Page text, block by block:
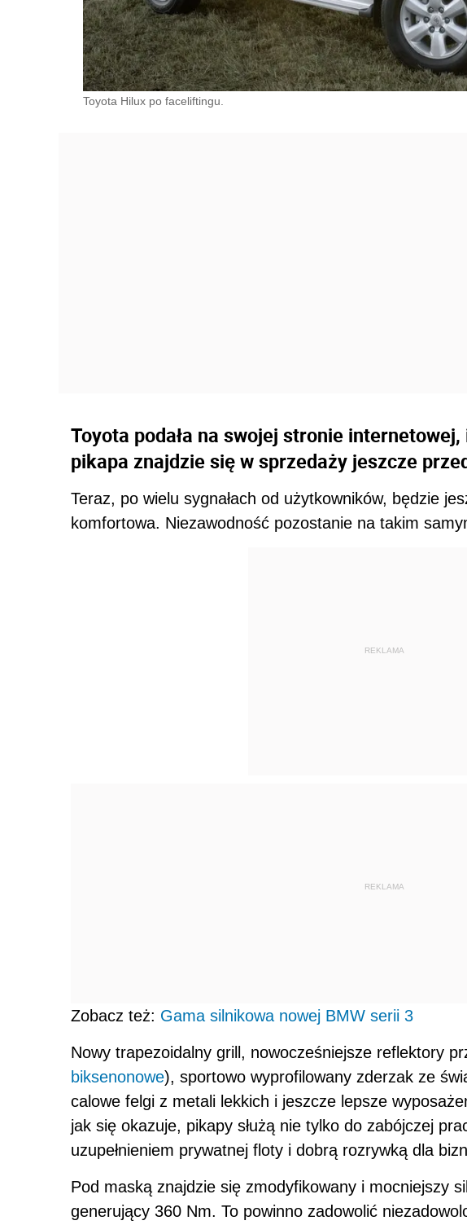
Toyota Hilux po faceliftingu.
Toyota podała na swojej stronie
pikapa znajdzie się w sprzedaży jeszcze
Teraz, po wielu sygnałach od użytkowników, będzie
komfortowa. Niezawodność pozostanie na takim
REKLAMA
REKLAMA
Zobacz też: Gama silnikowa nowej BMW serii 3
Nowy trapezoidalny grill, nowocześniejsze reflektory
biksenonowe), sportowo wyprofilowany zderzak ze
calowe felgi z metali lekkich i jeszcze lepsze
jak się okazuje, pikapy służą nie tylko do zabójczej
uzupełnieniem prywatnej floty i dobrą rozrywką dla
Pod maską znajdzie się zmodyfikowany i mocniejszy
generujący 360 Nm. To powinno zadowolić